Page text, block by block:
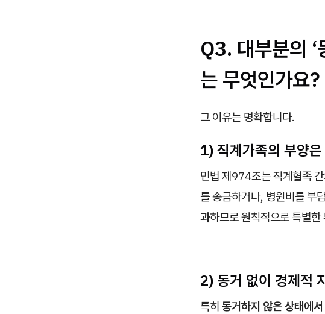
Q3. 대부분의 ‘
는 무엇인가요?
그 이유는 명확합니다.
1) 직계가족의 부양
민법 제974조는 직계혈족
를 송금하거나, 병원비를 부
과하므로 원칙적으로 특별
2) 동거 없이 경제적
특히 동거하지 않은 상태에